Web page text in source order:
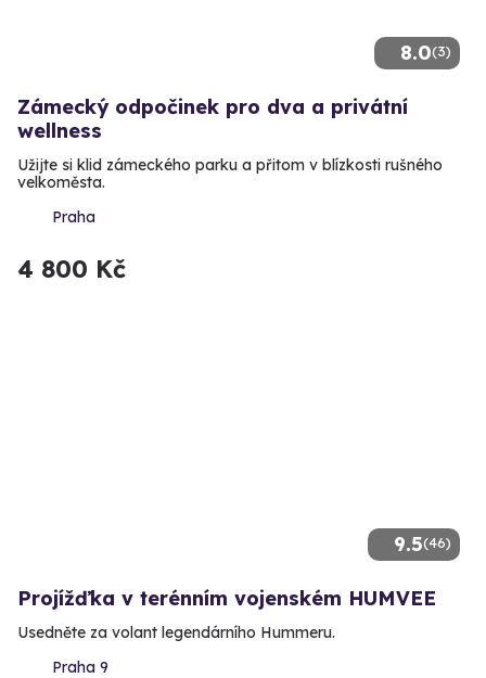
8.0(3)
Zámecký odpočinek pro dva a privátní
wellness
Užijte si klid zámeckého parku a přitom v blízkosti rušného
velkoměsta.
Praha
4 800 Kč
9.5(46)
Projížďka v terénním vojenském HUMVEE
Usedněte za volant legendárního Hummeru.
Praha 9